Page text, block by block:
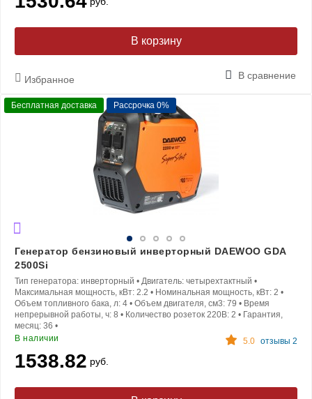
В корзину
Избранное В сравнение
Бесплатная доставка Рассрочка 0%
Генератор бензиновый инверторный DAEWOO GDA
2500Si
Тип генератора: инверторный • Двигатель: четырехтактный •
Максимальная мощность, кВт: 2.2 • Номинальная мощность, кВт: 2 •
Объем топливного бака, л: 4 • Объем двигателя, см3: 79 • Время
непрерывной работы, ч: 8 • Количество розеток 220В: 2 • Гарантия,
месяц: 36 •
В наличии
5.0 отзывы 2
1538.82 руб.